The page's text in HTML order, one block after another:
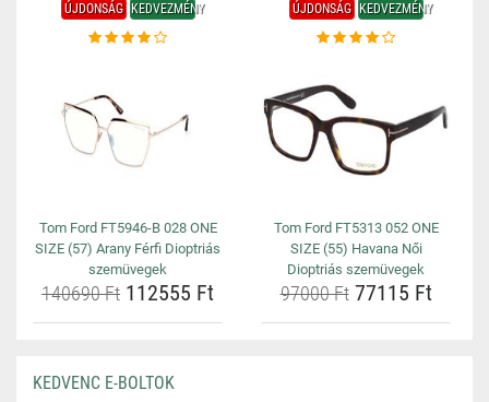
ÚJDONSÁG KEDVEZMÉNY
Tom Ford FT5946-B 028 ONE
SIZE (57) Arany Férfi Dioptriás
szemüvegek
140690 Ft 112555 Ft
ÚJDONSÁG KEDVEZMÉNY
Tom Ford FT5313 052 ONE
SIZE (55) Havana Női
Dioptriás szemüvegek
97000 Ft77115 Ft
KEDVENC E-BOLTOK